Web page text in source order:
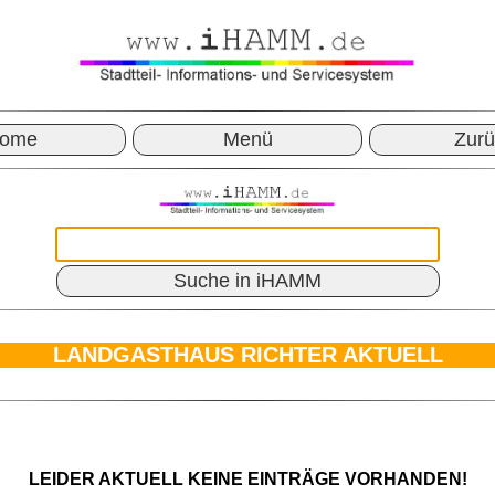
Menü
Suche in iHAMM
LANDGASTHAUS RICHTER AKTUELL
LEIDER AKTUELL KEINE EINTRÄGE VORHANDEN!